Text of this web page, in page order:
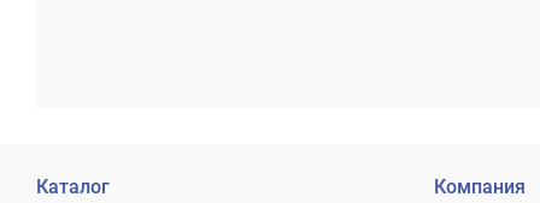
Каталог
Компания